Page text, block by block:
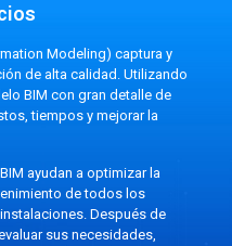
Modeling) captura y
de alta calidad. Utilizando
BIM con gran detalle de
tiempos y mejorar la
ayudan a optimizar la
de todos los
Después de
sus necesidades,